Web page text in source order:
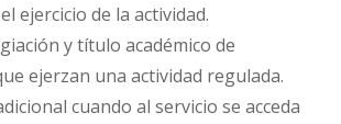
ejercicio de la actividad.
y título académico de
ejerzan una actividad regulada.
cuando al servicio se acceda